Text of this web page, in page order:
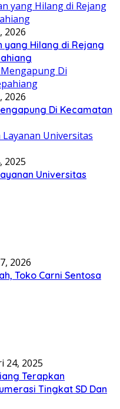
2026
yang Hilang di Rejang
2026
Di Kecamatan
2025
Universitas
2026
Toko Carni Sentosa
24, 2025
Terapkan
Tingkat SD Dan